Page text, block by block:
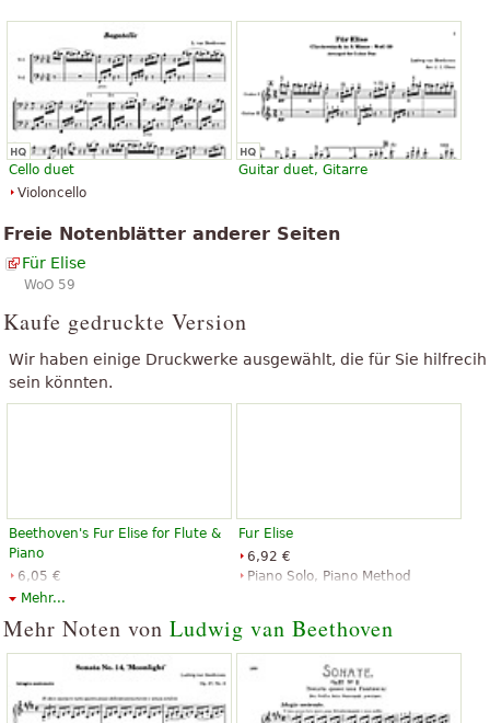
Cello duet
Violoncello
Guitar duet, Gitarre
Freie Notenblätter anderer Seiten
Für Elise
WoO 59
Kaufe gedruckte Version
Wir haben einige Druckwerke ausgewählt, die für Sie hilfrecih
sein könnten.
Beethoven's Fur Elise for Flute &
Piano
6,05 €
Flute, Piano
Fur Elise
6,92 €
Piano Solo, Piano Method
Mehr...
Mehr Noten von Ludwig van Beethoven